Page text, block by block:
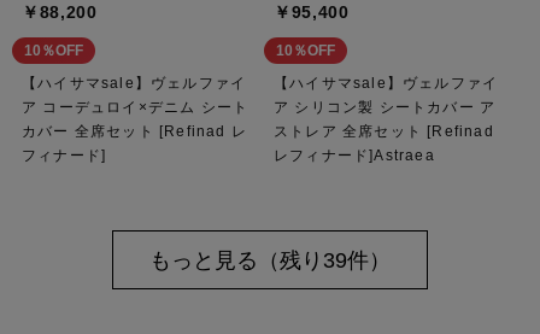
￥88,200
10％OFF
【ハイサマsale】ヴェルファイ
ア コーデュロイ×デニム シート
カバー 全席セット [Refinad レ
フィナード]
￥95,400
10％OFF
【ハイサマsale】ヴェルファイ
ア シリコン製 シートカバー ア
ストレア 全席セット [Refinad
レフィナード]Astraea
もっと見る（残り39件）